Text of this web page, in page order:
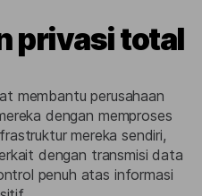
privasi total
membantu perusahaan
dengan memproses
mereka sendiri,
dengan transmisi data
penuh atas informasi